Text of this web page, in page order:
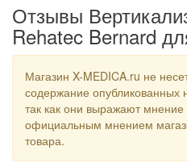
Отзывы
Rehatec Bernard
Магазин X-MEDICA.ru не
содержание опубликованных
так как они выражают
официальным мнением
товара.